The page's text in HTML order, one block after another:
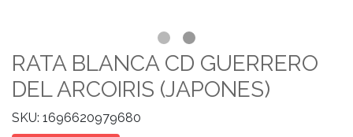
RATA BLANCA CD GUERRERO
DEL ARCOIRIS (JAPONES)
SKU: 1696620979680